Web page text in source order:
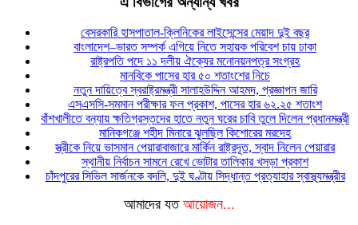
বেসরকারি হাসপাতাল-ক্লিনিকের লাইসেন্সের মেয়াদ দুই বছর
বাংলাদেশ–ভারত সম্পর্ক এগিয়ে নিতে সহায়ক পরিবেশ চায় ঢাকা
রাষ্ট্রপতি পদে ১১ দলীয় ঐক্যের মনোনয়নপত্র সংগ্রহ
মানবিকে পাসের হার ৫০ শতাংশের নিচে
নতুন দায়িত্বে স্বরাষ্ট্রমন্ত্রী সালাহউদ্দিন আহমদ, প্রজ্ঞাপন জারি
এসএসসি-সমমান পরীক্ষার ফল প্রকাশ, পাসের হার ৬২.২৫ শতাংশ
বাঁশখালীতে বন্যায় ক্ষতিগ্রস্তদের হাতে নতুন ঘরের চাবি তুলে দিলেন প্রধানমন্ত্রী
মানিকগঞ্জে শহীদ মিনারে ঝুলছিল কিশোরের মরদেহ
স্ত্রীকে নিয়ে ভাসমান পেয়ারাবাজারে মার্কিন রাষ্ট্রদূত, স্বাদ নিলেন পেয়ারার
স্থানীয় নির্বাচন সামনে রেখে ভোটার তালিকার খসড়া প্রকাশ
চাঁদপুরের সিভিল সার্জনকে বদলি, দুই ঘণ্টায় সিদ্ধান্ত প্রত্যাহার স্বাস্থ্যমন্ত্রীর
আমাদের যত আয়োজন...